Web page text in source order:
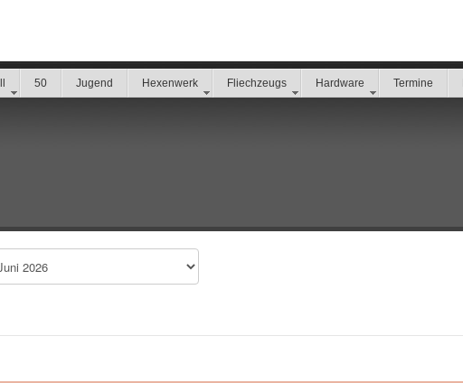
50 Jugend Hexenwerk Fliechzeugs Hardware Termine